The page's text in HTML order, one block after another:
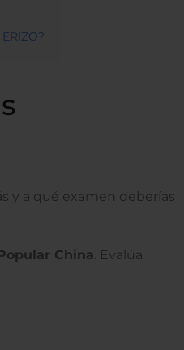
y a qué examen deberías
China. Evalúa